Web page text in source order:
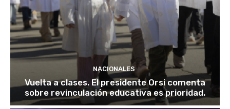
NACIONALES
Vuelta a clases. El presidente Orsi comenta
sobre revinculación educativa es prioridad.